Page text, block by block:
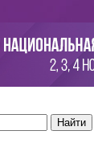
Найти